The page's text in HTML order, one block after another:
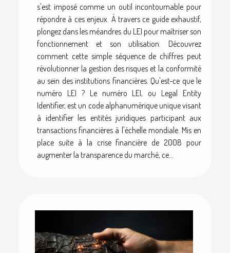
s'est imposé comme un outil incontournable pour
répondre à ces enjeux. À travers ce guide exhaustif,
plongez dans les méandres du LEI pour maîtriser son
fonctionnement et son utilisation. Découvrez
comment cette simple séquence de chiffres peut
révolutionner la gestion des risques et la conformité
au sein des institutions financières. Qu'est-ce que le
numéro LEI ? Le numéro LEI, ou Legal Entity
Identifier, est un code alphanumérique unique visant
à identifier les entités juridiques participant aux
transactions financières à l'échelle mondiale. Mis en
place suite à la crise financière de 2008 pour
augmenter la transparence du marché, ce...